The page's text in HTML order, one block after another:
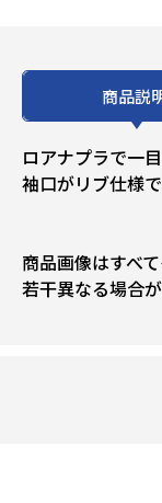
商品説
ロアナプラで一
袖口がリブ仕様
商品画像はすべ
若干異なる場合が